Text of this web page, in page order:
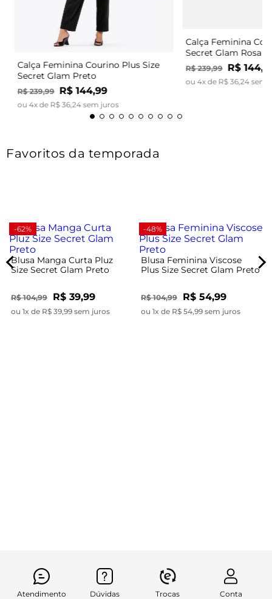
Calça Feminina Courino Plus Size
Secret Glam Preto
R$ 239,99 R$ 144,99
ou 4x de R$ 36, 24sem juros
Calça Feminina
Secret Glam Rosa
R$ 239,99 R$ 144,
ou 4x de R$ 36,24sem
Favoritos da temporada
-62%
Blusa Manga Curta Pluz
Size Secret Glam Preto
R$ 104,99 R$ 39,99
ou 1x de R$ 39,99 sem juros
-48%
Blusa Feminina Viscose
Plus Size Secret Glam Preto
R$ 104,99 R$ 54,99
ou 1x de R$ 54,99 sem juros
Atendimento Dúvidas Trocas Conta